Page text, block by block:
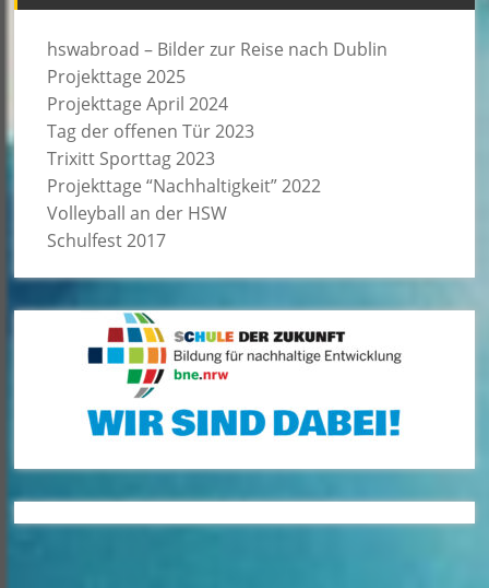
hswabroad – Bilder zur Reise nach Dublin
Projekttage 2025
Projekttage April 2024
Tag der offenen Tür 2023
Trixitt Sporttag 2023
Projekttage “Nachhaltigkeit” 2022
Volleyball an der HSW
Schulfest 2017